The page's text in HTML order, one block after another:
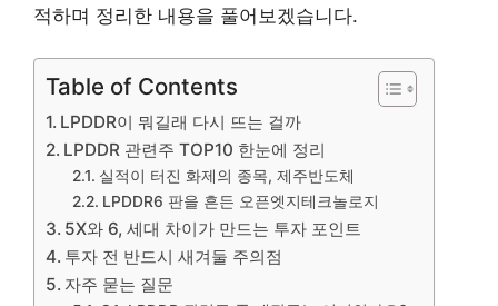
적하며 정리한 내용을 풀어보겠습니다.
Table of Contents
LPDDR이 뭐길래 다시 뜨는 걸까
LPDDR 관련주 TOP10 한눈에 정리
실적이 터진 화제의 종목, 제주반도체
LPDDR6 판을 흔든 오픈엣지테크놀로지
5X와 6, 세대 차이가 만드는 투자 포인트
투자 전 반드시 새겨둘 주의점
자주 묻는 질문